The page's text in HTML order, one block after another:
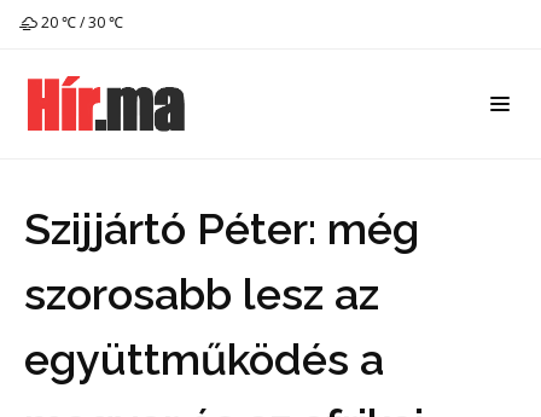
20 ℃ / 30 ℃
Szijjártó Péter: még
szorosabb lesz az
együttműködés a